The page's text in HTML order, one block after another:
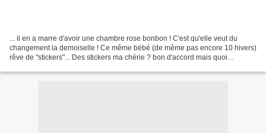
... il en a marre d'avoir une chambre rose bonbon ! C'est qu'elle veut du
changement la demoiselle ! Ce même bébé (de même pas encore 10 hivers)
rêve de "stickers"... Des stickers ma chérie ? bon d'accord mais quoi